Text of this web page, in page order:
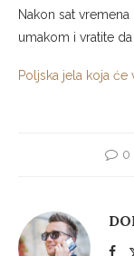
Nakon sat
umakom i vratite
Poljska jela koja
0